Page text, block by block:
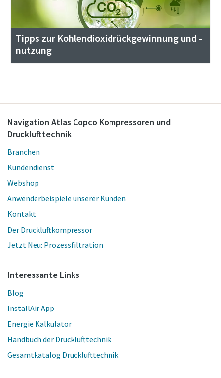
Tipps zur Kohlendioxidrückgewinnung und -
nutzung
Navigation Atlas Copco Kompressoren und
Drucklufttechnik
Branchen
Kundendienst
Webshop
Anwenderbeispiele unserer Kunden
Kontakt
Der Druckluftkompressor
Jetzt Neu: Prozessfiltration
Interessante Links
Blog
InstallAir App
Energie Kalkulator
Handbuch der Drucklufttechnik
Gesamtkatalog Drucklufttechnik